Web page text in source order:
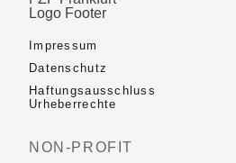
Impressum
Datenschutz
Haftungsausschluss
Urheberrechte
NON-PROFIT